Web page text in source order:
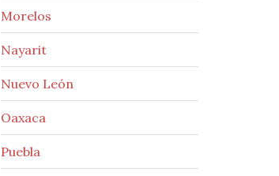
Morelos
Nayarit
Nuevo León
Oaxaca
Puebla